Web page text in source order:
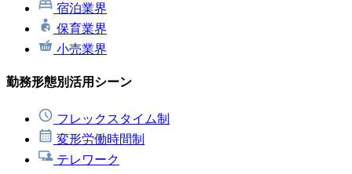
宿泊業界
保育業界
小売業界
勤務形態別活用シーン
フレックスタイム制
変形労働時間制
テレワーク